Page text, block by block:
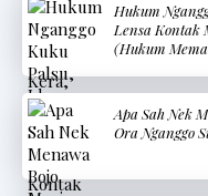
Hukum
Lensa Kontak
(Hukum
Dan Lensa
Apa Sah Nek
Ora Nganggo